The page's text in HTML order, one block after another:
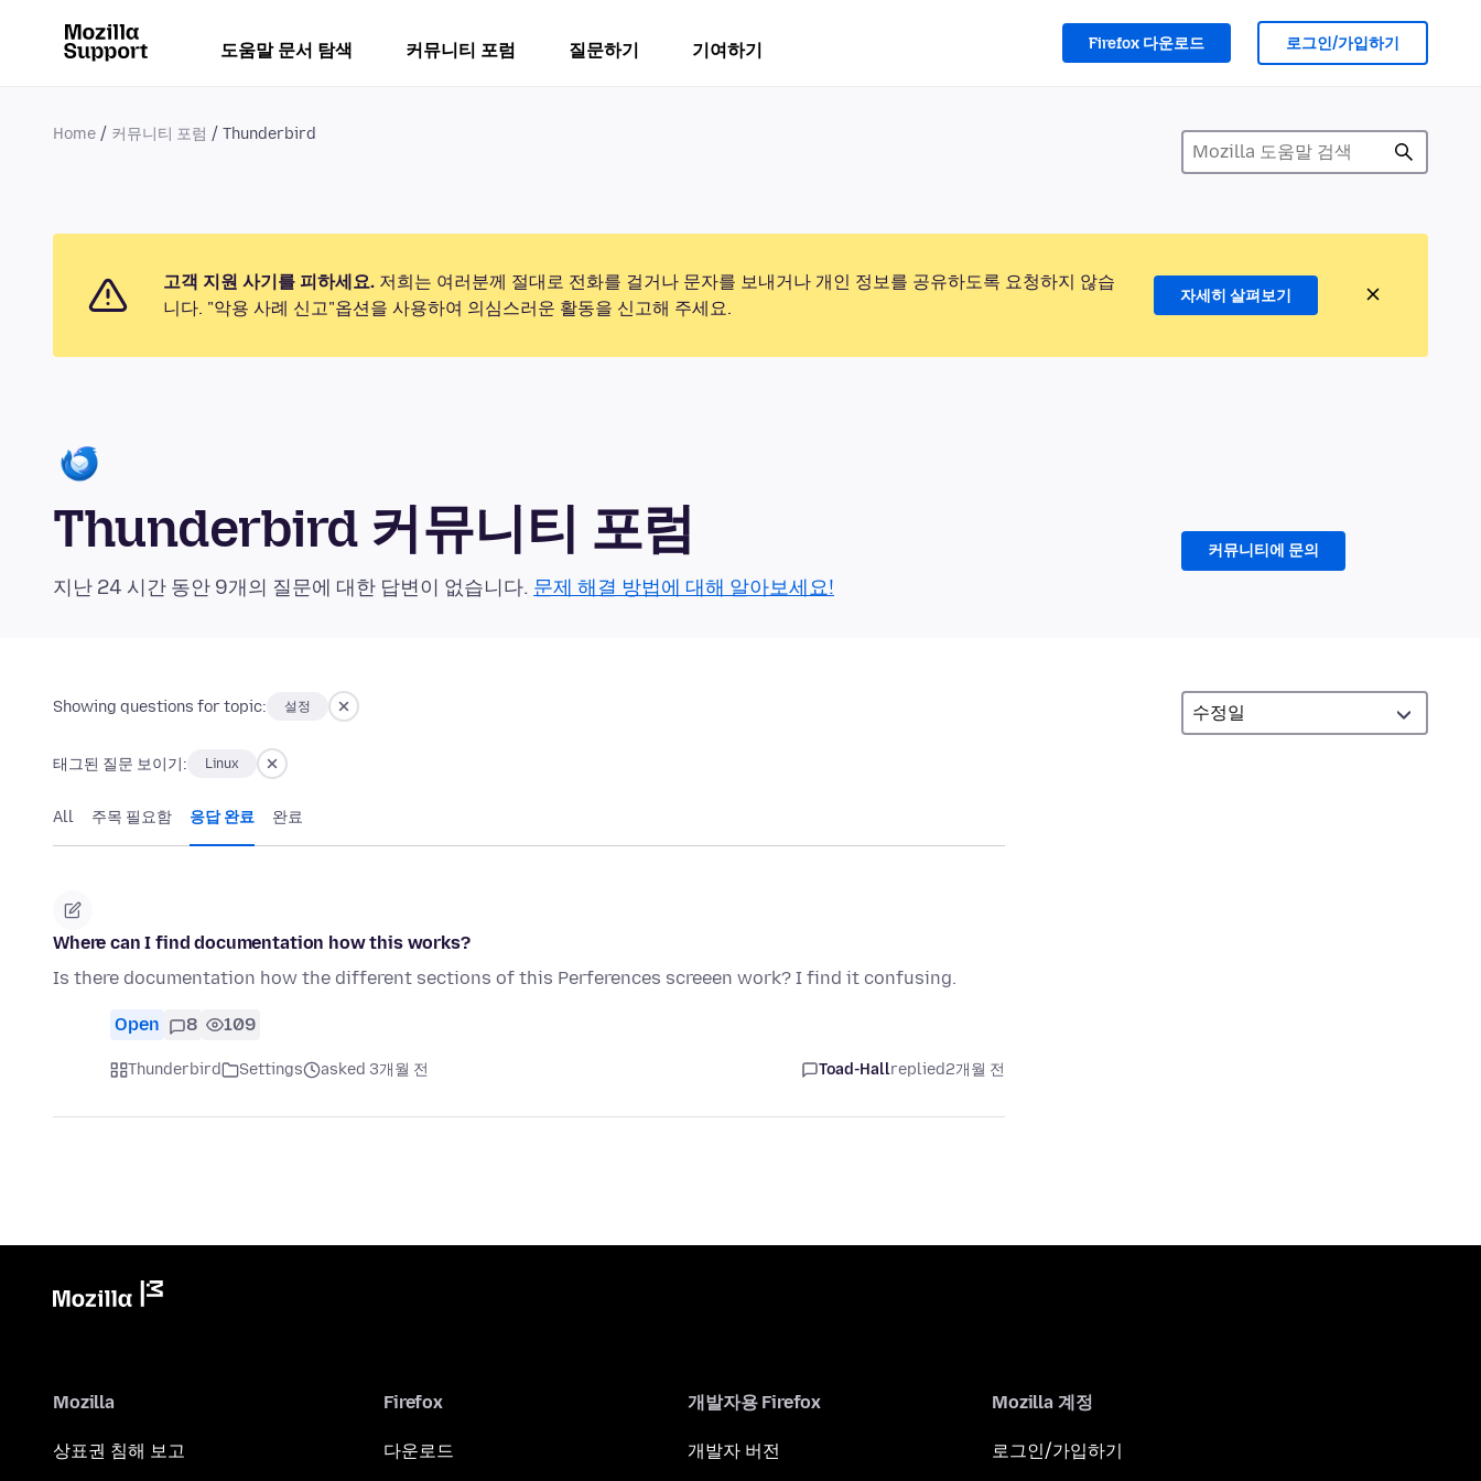
도움말 문서 탐색 커뮤니티 포럼 질문하기 기여하기 Firefox 다운로드 로그인/가입하기
Home 커뮤니티 포럼 Thunderbird
고객 지원 사기를 피하세요. 저희는 여러분께 절대로 전화를 걸거나 문자를 보내거나 개인 정보를 공유하도록 요청하지 않습
니다. "악용 사례 신고"옵션을 사용하여 의심스러운 활동을 신고해 주세요.
자세히 살펴보기
Thunderbird 커뮤니티 포럼
지난 24 시간 동안 9개의 질문에 대한 답변이 없습니다. 문제 해결 방법에 대해 알아보세요!
커뮤니티에 문의
Showing questions for topic: 설정
태그된 질문 보이기: Linux
All 주목 필요함 응답 완료 완료
Where can I find documentation how this works?
Is there documentation how the different sections of this Perferences screeen work? I find it confusing.
Open 8 109
Thunderbird Settings asked 3개월 전 Toad-Hallreplied2개월 전
Mozilla
상표권 침해 보고
Firefox
다운로드
개발자용 Firefox
개발자 버전
Mozilla 계정
로그인/가입하기